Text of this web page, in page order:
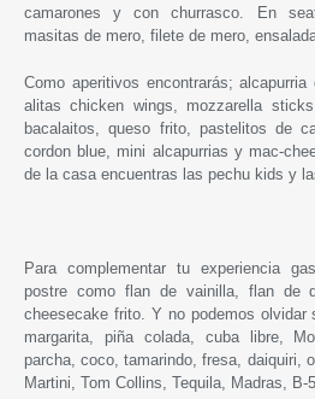
camarones y con churrasco. En
masitas de mero, filete de mero,
Como aperitivos encontrarás;
alitas chicken wings, mozzarella
bacalaitos, queso frito, pastelitos de
cordon blue, mini alcapurrias y mac-
de la casa encuentras las pechu kids y
Para complementar tu experiencia
postre como flan de vainilla, flan de
cheesecake frito. Y no podemos olvidar
margarita, piña colada, cuba libre,
parcha, coco, tamarindo, fresa, daiquiri,
Martini, Tom Collins, Tequila, Madras,